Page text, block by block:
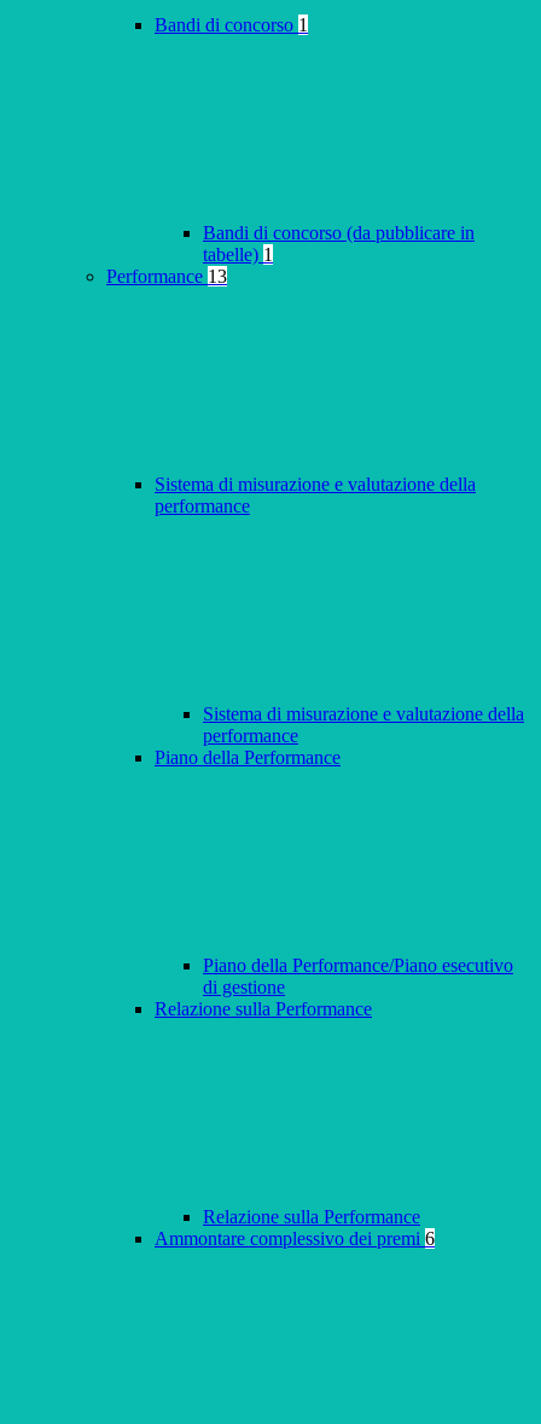
Bandi di concorso 1
Bandi di concorso (da pubblicare in
tabelle) 1
Performance 13
Sistema di misurazione e valutazione della
performance
Sistema di misurazione e valutazione della
performance
Piano della Performance
Piano della Performance/Piano esecutivo
di gestione
Relazione sulla Performance
Relazione sulla Performance
Ammontare complessivo dei premi 6